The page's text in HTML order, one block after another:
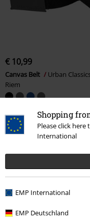
Shopping
Please click
International
EMP International
EMP Deutschland
€ 10,99
Canvas Belt
Urban
Riem